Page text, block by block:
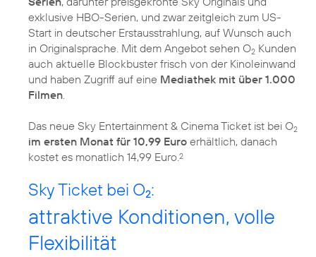
exklusive HBO-Serien, und zwar zeitgleich zum US-
Start in deutscher Erstausstrahlung, auf Wunsch auch
in Originalsprache. Mit dem Angebot sehen O2 Kunden
auch aktuelle Blockbuster frisch von der Kinoleinwand
und haben Zugriff auf eine Mediathek mit über 1.000
Filmen.
Das neue Sky Entertainment & Cinema Ticket ist bei O2
im ersten Monat für 10,99 Euro erhältlich, danach
kostet es monatlich 14,99 Euro.2
Sky Ticket bei O2:
attraktive Konditionen, volle
Flexibilität